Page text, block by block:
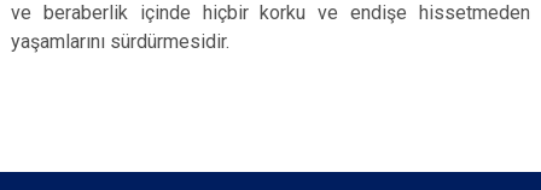
ve beraberlik içinde hiçbir korku ve endişe hissetmeden
yaşamlarını sürdürmesidir.